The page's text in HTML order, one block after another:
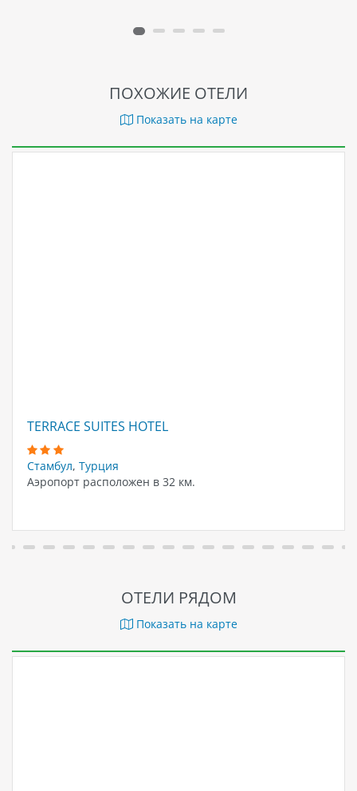
ПОХОЖИЕ ОТЕЛИ
Показать на карте
TERRACE SUITES HOTEL
Стамбул, Турция
Аэропорт расположен в 32 км.
ОТЕЛИ РЯДОМ
Показать на карте